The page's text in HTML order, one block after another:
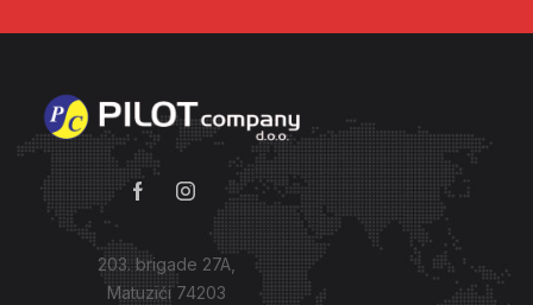
203. brigade 27A,
Matuzići 74203